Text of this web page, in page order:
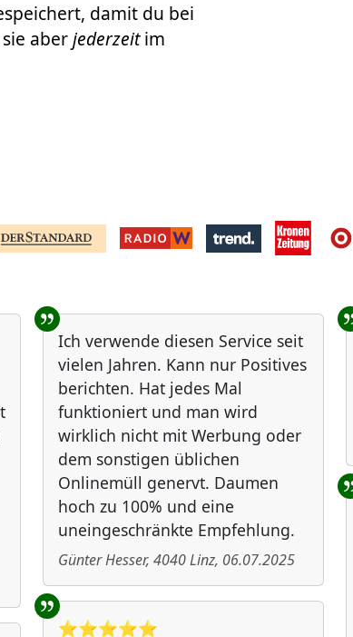
damit du bei
aberjederzeitim
Ich verwende diesen Service seit
vielen Jahren. Kann nur Positives
berichten. Hat jedes Mal
funktioniert und man wird
wirklich nicht mit Werbung oder
dem sonstigen üblichen
Onlinemüll genervt. Daumen
hoch zu 100% und eine
uneingeschränkte Empfehlung.
Günter Hesser, 4040Linz, 06.07.2025
⭐️⭐️⭐️⭐️⭐️